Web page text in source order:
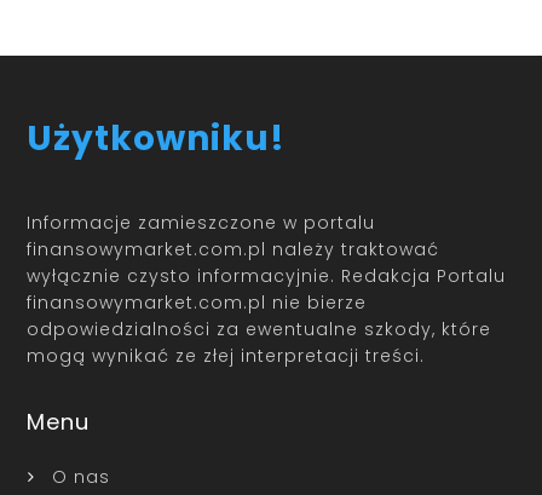
Użytkowniku!
Informacje zamieszczone w portalu
finansowymarket.com.pl należy traktować
wyłącznie czysto informacyjnie. Redakcja Portalu
finansowymarket.com.pl nie bierze
odpowiedzialności za ewentualne szkody, które
mogą wynikać ze złej interpretacji treści.
Menu
O nas